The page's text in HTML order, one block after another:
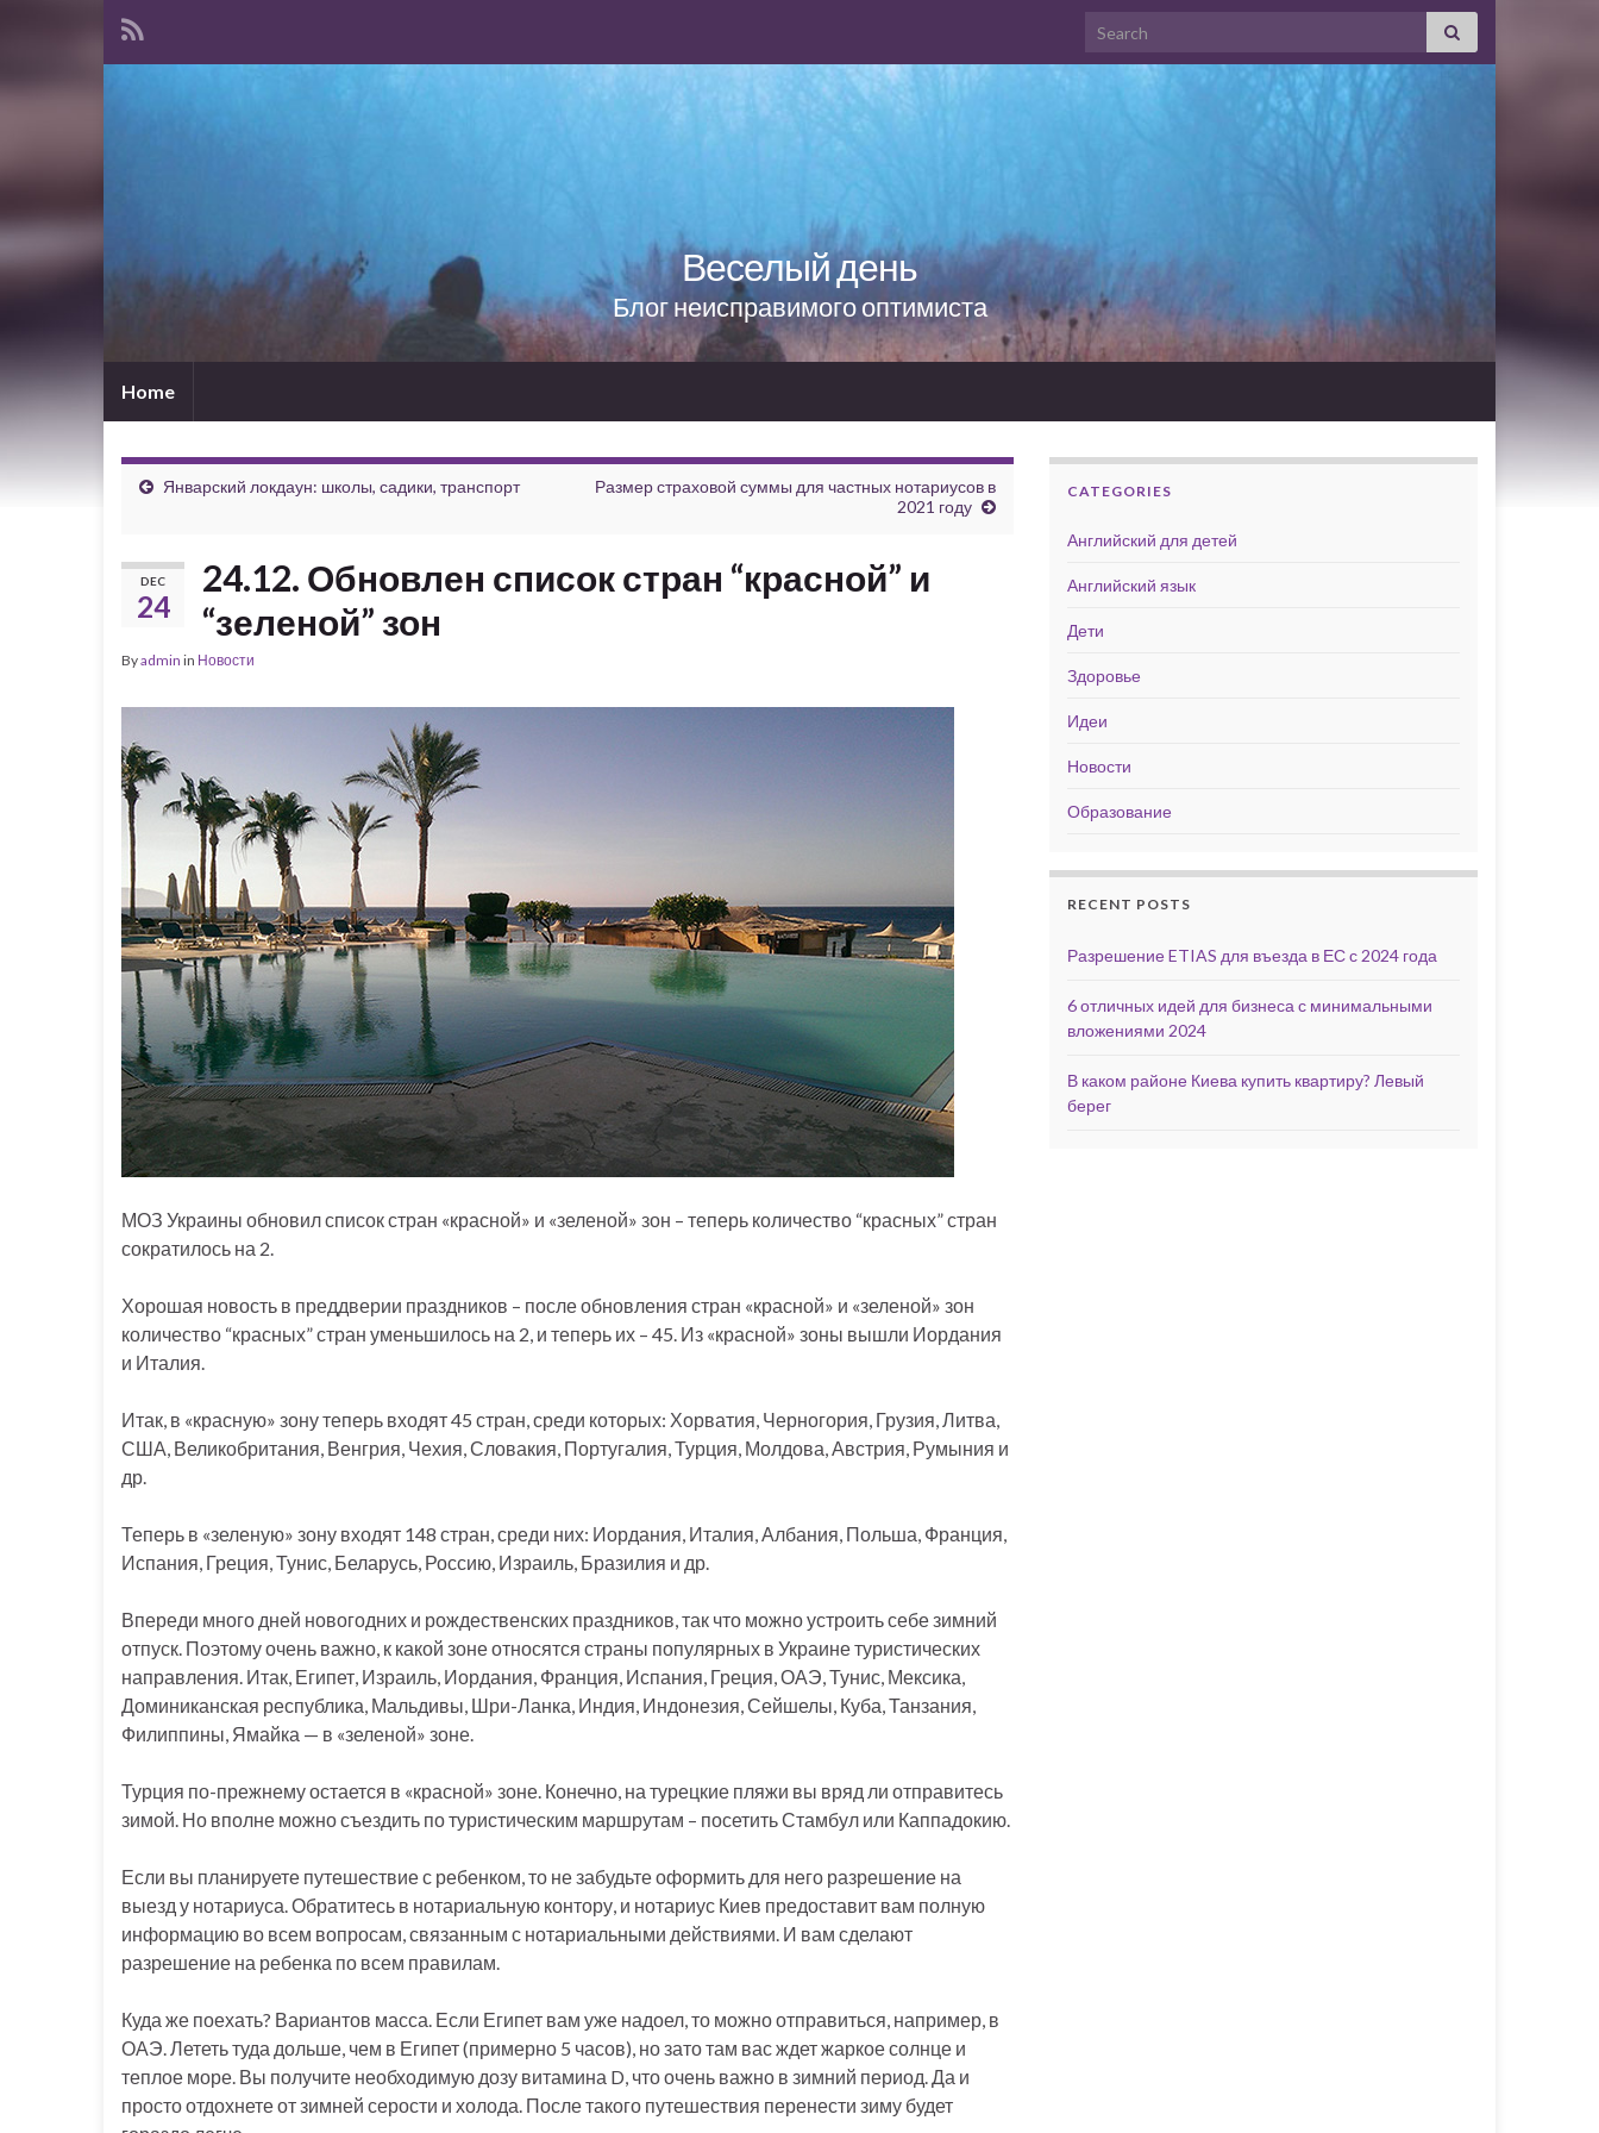
Search for:
Веселый день
Блог неисправимого оптимиста
Home
Январский локдаун: школы, садики, транспорт
Размер страховой суммы для частных нотариусов в
2021 году
DEC
24
24.12. Обновлен список стран “красной” и
“зеленой” зон
Byadmin in Новости
МОЗ Украины обновил список стран «красной» и «зеленой» зон – теперь количество “красных” стран
сократилось на 2.
Хорошая новость в преддверии праздников – после обновления стран «красной» и «зеленой» зон
количество “красных” стран уменьшилось на 2, и теперь их – 45. Из «красной» зоны вышли Иордания
и Италия.
Итак, в «красную» зону теперь входят 45 стран, среди которых: Хорватия, Черногория, Грузия, Литва,
США, Великобритания, Венгрия, Чехия, Словакия, Португалия, Турция, Молдова, Австрия, Румыния и
др.
Теперь в «зеленую» зону входят 148 стран, среди них: Иордания, Италия, Албания, Польша, Франция,
Испания, Греция, Тунис, Беларусь, Россию, Израиль, Бразилия и др.
Впереди много дней новогодних и рождественских праздников, так что можно устроить себе зимний
отпуск. Поэтому очень важно, к какой зоне относятся страны популярных в Украине туристических
направления. Итак, Египет, Израиль, Иордания, Франция, Испания, Греция, ОАЭ, Тунис, Мексика,
Доминиканская республика, Мальдивы, Шри-Ланка, Индия, Индонезия, Сейшелы, Куба, Танзания,
Филиппины, Ямайка — в «зеленой» зоне.
Турция по-прежнему остается в «красной» зоне. Конечно, на турецкие пляжи вы вряд ли отправитесь
зимой. Но вполне можно съездить по туристическим маршрутам – посетить Стамбул или Каппадокию.
Если вы планируете путешествие с ребенком, то не забудьте оформить для него разрешение на
выезд у нотариуса. Обратитесь в нотариальную контору, и нотариус Киев предоставит вам полную
информацию во всем вопросам, связанным с нотариальными действиями. И вам сделают
разрешение на ребенка по всем правилам.
Куда же поехать? Вариантов масса. Если Египет вам уже надоел, то можно отправиться, например, в
ОАЭ. Лететь туда дольше, чем в Египет (примерно 5 часов), но зато там вас ждет жаркое солнце и
теплое море. Вы получите необходимую дозу витамина D, что очень важно в зимний период. Да и
просто отдохнете от зимней серости и холода. После такого путешествия перенести зиму будет
CATEGORIES
Английский для детей
Английский язык
Дети
Здоровье
Идеи
Новости
Образование
RECENT POSTS
Разрешение ETIAS для въезда в ЕС с 2024 года
6 отличных идей для бизнеса с минимальными
вложениями 2024
В каком районе Киева купить квартиру? Левый
берег